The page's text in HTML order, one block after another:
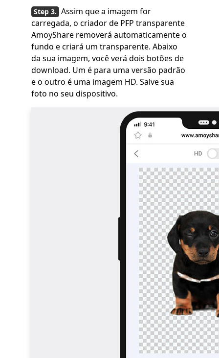
Assim que a imagem for
carregada, o criador de PFP transparente
AmoyShare removerá automaticamente o
fundo e criará um transparente. Abaixo
da sua imagem, você verá dois botões de
download. Um é para uma versão padrão
e o outro é uma imagem HD. Salve sua
foto no seu dispositivo.